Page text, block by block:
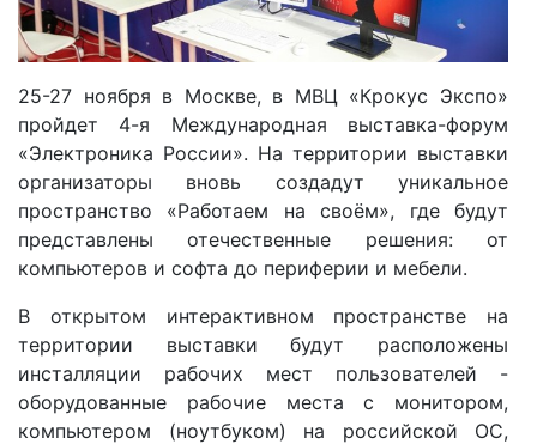
25-27 ноября в Москве, в МВЦ «Крокус Экспо»
пройдет 4-я Международная выставка-форум
«Электроника России». На территории выставки
организаторы вновь создадут уникальное
пространство «Работаем на своём», где будут
представлены отечественные решения: от
компьютеров и софта до периферии и мебели.
В открытом интерактивном пространстве на
территории выставки будут расположены
инсталляции рабочих мест пользователей -
оборудованные рабочие места с монитором,
компьютером (ноутбуком) на российской ОС,